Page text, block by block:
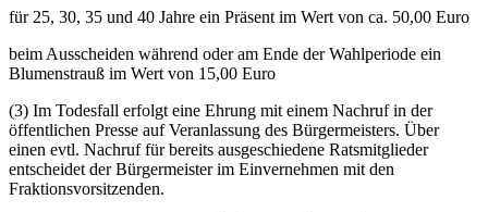
für 25, 30, 35 und 40 Jahre ein Präsent im Wert von ca. 50,00 Euro
beim Ausscheiden während oder am Ende der Wahlperiode ein
Blumenstrauß im Wert von 15,00 Euro
(3) Im Todesfall erfolgt eine Ehrung mit einem Nachruf in der
öffentlichen Presse auf Veranlassung des Bürgermeisters. Über
einen evtl. Nachruf für bereits ausgeschiedene Ratsmitglieder
entscheidet der Bürgermeister im Einvernehmen mit den
Fraktionsvorsitzenden.